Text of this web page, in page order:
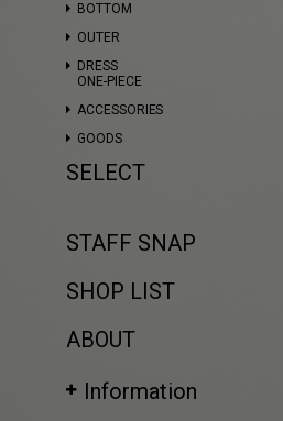
BOTTOM
OUTER
DRESS
ONE-PIECE
ACCESSORIES
GOODS
SELECT
STAFF SNAP
SHOP LIST
ABOUT
Information